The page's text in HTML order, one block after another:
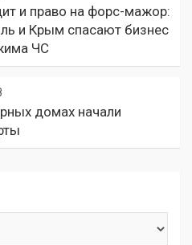
и право на форс-мажор:
и Крым спасают бизнес
ЧС
домах начали